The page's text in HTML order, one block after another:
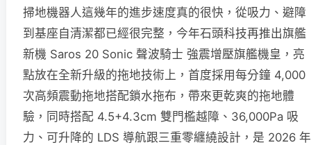
掃地機器人這幾年的進步速度真的很快，從吸力、避障
到基座自清潔都已經很完整，今年石頭科技再推出旗艦
新機 Saros 20 Sonic 聲波騎士 強震增壓旗艦機皇，亮
點放在全新升級的拖地技術上，首度採用每分鐘 4,000
次高頻震動拖地搭配鎖水拖布，帶來更乾爽的拖地體
驗，同時搭配 4.5+4.3cm 雙門檻越障、36,000Pa 吸
力、可升降的 LDS 導航跟三重零纏繞設計，是 2026 年